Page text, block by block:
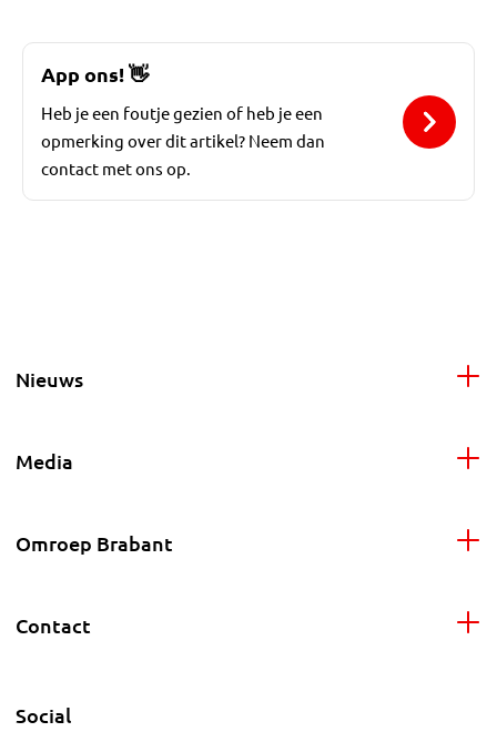
App ons!👋
Heb je een foutje gezien of heb je een
opmerking over dit artikel? Neem dan
contact met ons op.
Nieuws
Media
Omroep Brabant
Contact
Social